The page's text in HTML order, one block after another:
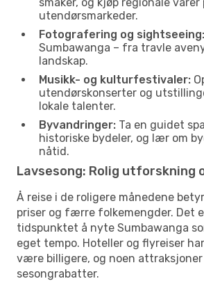
utendørsmarkeder.
Fotografering og sightseeing:
Sumbawanga – fra travle
landskap.
Musikk- og kulturfestivaler:
utendørskonserter og
lokale talenter.
Byvandringer: Ta en guidet
historiske bydeler, og lær om
nåtid.
Lavsesong: Rolig utforskning
Å reise i de roligere månedene
priser og færre folkemengder. Det
tidspunktet å nyte Sumbawanga
eget tempo. Hoteller og flyreiser
være billigere, og noen
sesongrabatter.